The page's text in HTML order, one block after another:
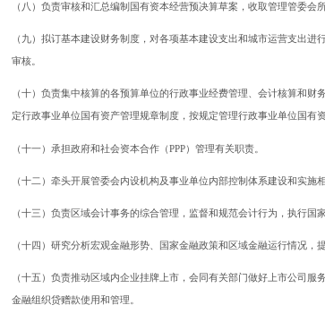
（八）负责审核和汇总编制国有资本经营预决算草案，收取管理管委会
（九）拟订基本建设财务制度，对各项基本建设支出和城市运营支出
审核。
（十）负责集中核算的各预算单位的行政事业经费管理、会计核算和
定行政事业单位国有资产管理规章制度，按规定管理行政事业单位国有
（十一）承担政府和社会资本合作（PPP）管理有关职责。
（十二）牵头开展管委会内设机构及事业单位内部控制体系建设和实施
（十三）负责区域会计事务的综合管理，监督和规范会计行为，执行国
（十四）研究分析宏观金融形势、国家金融政策和区域金融运行情况
（十五）负责推动区域内企业挂牌上市，会同有关部门做好上市公司
金融组织贷赠款使用和管理。